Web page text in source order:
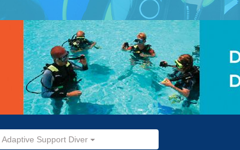
Adaptive Support Diver